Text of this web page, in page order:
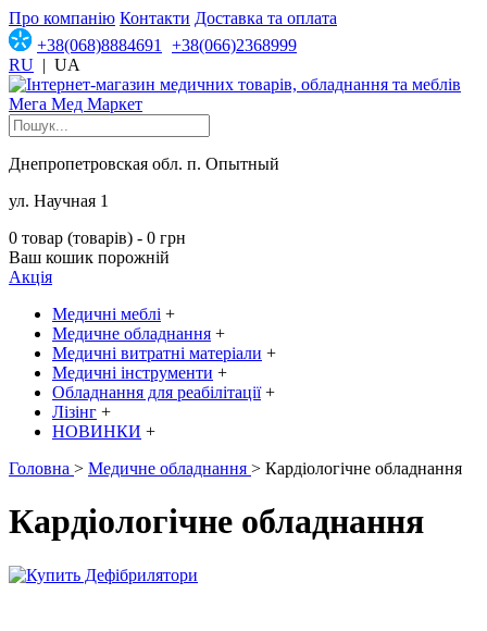
Про компанію Контакти Доставка та оплата
+38(068)8884691
+38(066)2368999
RU | UA
Днепропетровская обл. п. Опытный
ул. Научная 1
0 товар (товарів) - 0 грн
Ваш кошик порожній
Акція
Медичні меблі +
Медичне обладнання +
Медичні витратні матеріали +
Медичні інструменти +
Обладнання для реабілітації +
Лізінг +
НОВИНКИ +
Головна > Медичне обладнання > Кардіологічне обладнання
Кардіологічне обладнання